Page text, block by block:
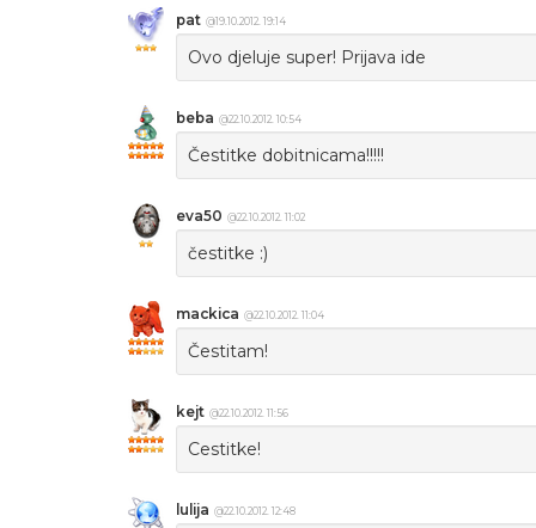
pat @19.10.2012. 19:14
Ovo djeluje super! Prijava ide
beba @22.10.2012. 10:54
Čestitke dobitnicama!!!!!
eva50 @22.10.2012. 11:02
čestitke :)
mackica @22.10.2012. 11:04
Čestitam!
kejt @22.10.2012. 11:56
Cestitke!
lulija @22.10.2012. 12:48